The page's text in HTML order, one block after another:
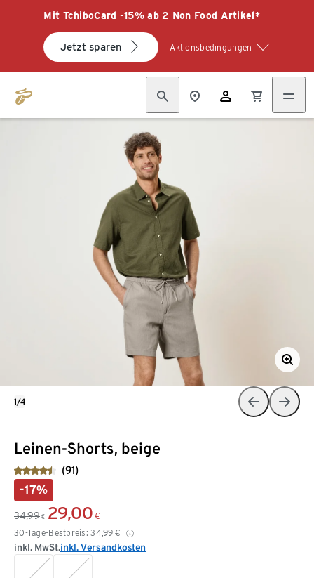
Mit TchiboCard -15% ab 2 Non Food Artikel*
Jetzt sparen Aktionsbedingungen
Leinen-Shorts, beige
(91)
-17%
34,99 € 29,00 €
30-Tage-Bestpreis: 34,99 €
inkl. MwSt.inkl. Versandkosten
1/4